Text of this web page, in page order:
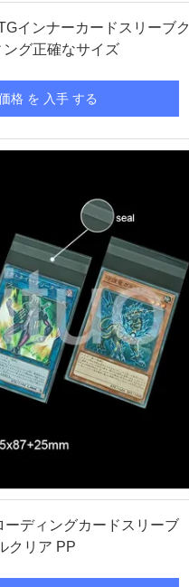
インナーカードスリーブク
グ正確なサイズ
格 を 入手 する
ディングカードスリーブ
クリア PP